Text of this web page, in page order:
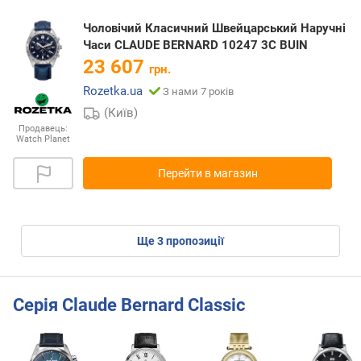
Продавець:
Watch Planet
Чоловічий Класичний Швейцарський Наручні
Часи CLAUDE BERNARD 10247 3C BUIN
23 607 грн.
Rozetka.ua
З нами 7 років
(Київ)
Перейти в магазин
ще3пропозиції
Серія Claude Bernard Classic